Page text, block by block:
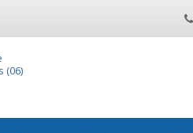
(06)